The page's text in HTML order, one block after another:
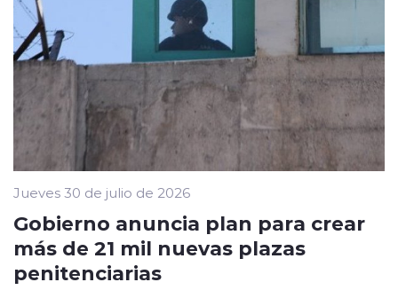
Jueves 30 de julio de 2026
Gobierno anuncia plan para crear
más de 21 mil nuevas plazas
penitenciarias